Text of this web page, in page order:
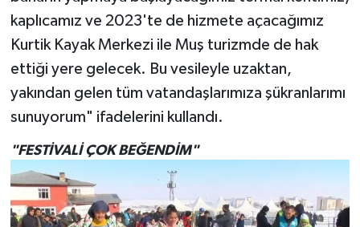
kaplıcamız ve 2023'te de hizmete açacağımız
Kurtik Kayak Merkezi ile Muş turizmde de hak
ettiği yere gelecek. Bu vesileyle uzaktan,
yakından gelen tüm vatandaşlarımıza şükranlarımı
sunuyorum" ifadelerini kullandı.
"FESTİVALİ ÇOK BEĞENDİM"